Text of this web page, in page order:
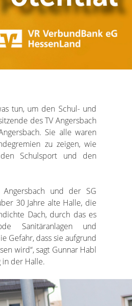
tun, um den Schul- und
des TV Angersbach
Sie alle waren
zu zeigen, wie
Schulsport und den
und der SG
30 Jahre alte Halle, die
Dach, durch das es
Sanitäranlagen und
Gefahr, dass sie aufgrund
wird“, sagt Gunnar Habl
in der Halle.